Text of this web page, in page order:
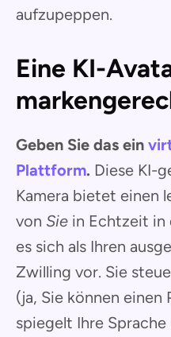
aufzupeppen.
Eine KI-
Geben Sie das ein
Plattform. Diese KI-
Kamera bietet einen
von Sie in Echtzeit in
es sich als Ihren
Zwilling vor. Sie
(ja, Sie können einen
spiegelt Ihre Sprache